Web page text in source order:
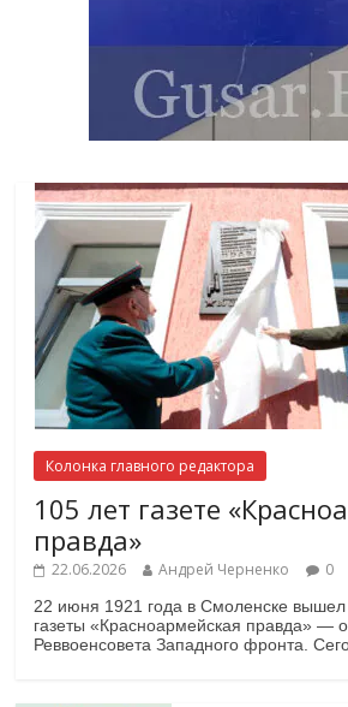
Колонка главного редактора
105 лет газете
правда»
22.06.2026 Андрей Черненко 0
22 июня 1921 года в Смоленске
газеты «Красноармейская правда» —
Реввоенсовета Западного фронта.